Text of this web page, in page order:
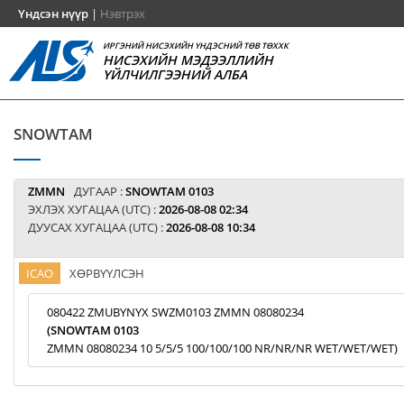
Үндсэн нүүр | Нэвтрэх
ИРГЭНИЙ НИСЭХИЙН ҮНДЭСНИЙ ТӨВ ТӨХХК
НИСЭХИЙН МЭДЭЭЛЛИЙН
ҮЙЛЧИЛГЭЭНИЙ АЛБА
SNOWTAM
ZMMN ДУГААР :SNOWTAM 0103
ЭХЛЭХ ХУГАЦАА (UTC) :2026-08-08 02:34
ДУУСАХ ХУГАЦАА (UTC) :2026-08-08 10:34
ICAO ХӨРВҮҮЛСЭН
080422 ZMUBYNYX SWZM0103 ZMMN 08080234
(SNOWTAM 0103
ZMMN 08080234 10 5/5/5 100/100/100 NR/NR/NR WET/WET/WET)